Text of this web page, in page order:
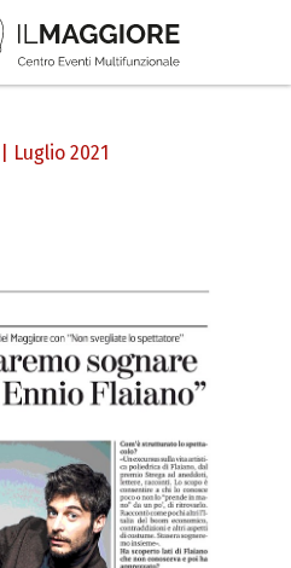
Luglio 2021